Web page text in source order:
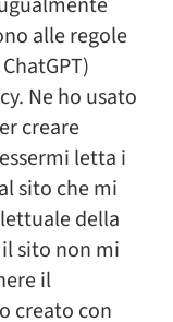
alle regole
Ne ho usato
creare
letta i
sito che mi
della
sito non mi
il
creato con